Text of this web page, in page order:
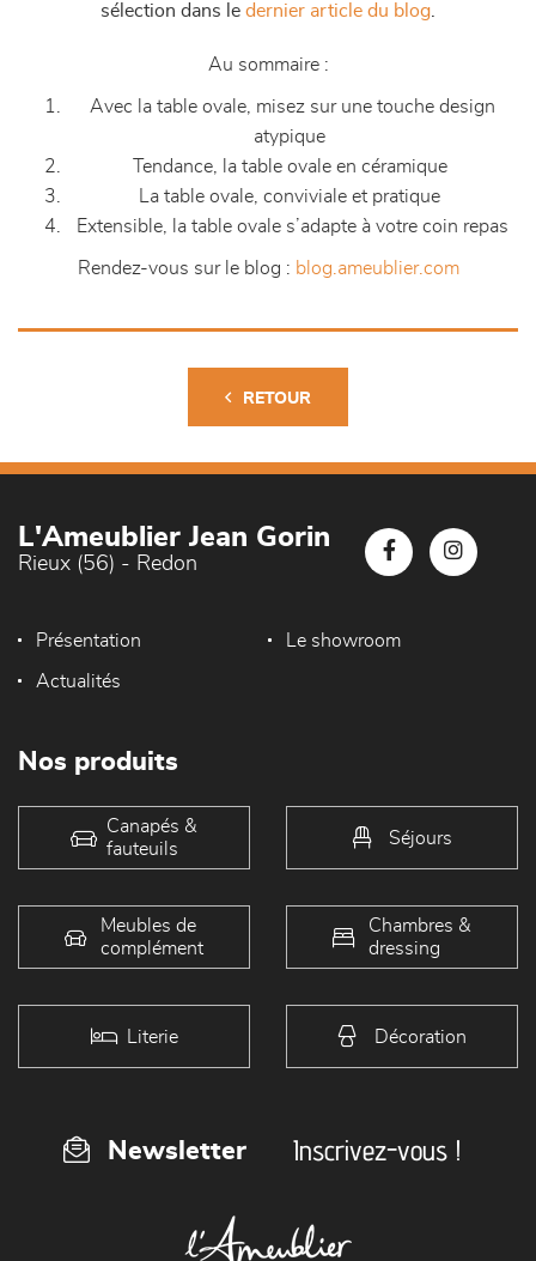
sélection dans le dernier article du blog
Au sommaire :
Avec la table ovale, misez sur une touche design
atypique
Tendance, la table ovale en céramique
La table ovale, conviviale et pratique
Extensible, la table ovale s’adapte à votre coin repas
Rendez-vous sur le blog : blog.ameublier.com
RETOUR
L'Ameublier Jean Gorin
Rieux (56) - Redon
Présentation Le showroom
Actualités
Nos produits
Canapés &
fauteuils
Séjours
Meubles de
complément
Chambres &
dressing
Literie Décoration
Newsletter Inscrivez-vous !